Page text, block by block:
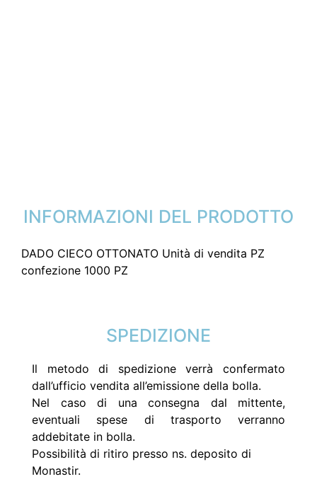
INFORMAZIONI DEL PRODOTTO
DADO CIECO OTTONATO Unità di vendita PZ
confezione 1000 PZ
SPEDIZIONE
Il metodo di spedizione verrà confermato
dall’ufficio vendita all’emissione della bolla.
Nel caso di una consegna dal mittente,
eventuali spese di trasporto verranno
addebitate in bolla.
Possibilità di ritiro presso ns. deposito di
Monastir.